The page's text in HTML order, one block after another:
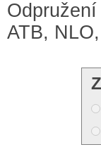
ATB,